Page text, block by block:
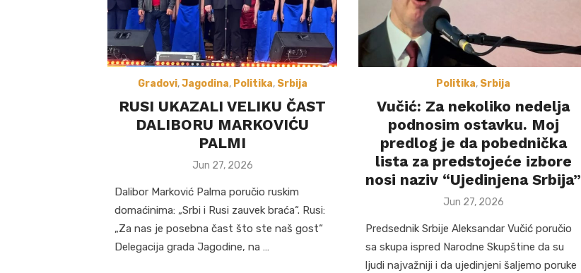
Gradovi,Jagodina, Politika, Srbija
RUSI UKAZALI VELIKU ČAST
DALIBORU MARKOVIĆU
PALMI
Posted
Jun 27, 2026
Dalibor Marković Palma poručio ruskim
domaćinima: „Srbi i Rusi zauvek braća“. Rusi:
„Za nas je posebna čast što ste naš gost“
Delegacija grada Jagodine, na …
Politika, Srbija
Vučić: Za nekoliko nedelja
podnosim ostavku. Moj
predlog je da pobednička
lista za predstojeće izbore
nosi naziv “Ujedinjena Srbija”
Posted
Jun 27, 2026
Predsednik Srbije Aleksandar Vučić poručio
sa skupa ispred Narodne Skupštine da su
ljudi najvažniji i da ujedinjeni šaljemo poruke